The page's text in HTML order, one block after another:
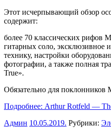
Этот исчерпывающий обзор
содержит:
более 70 классических рифов
гитарных соло, эксклюзивное
технику, настройки
фотографии, а также полная
True».
Обязательно для поклонников
Подробнее: Arthur Rotfeld —
Админ 10.05.2019. Рубрики: